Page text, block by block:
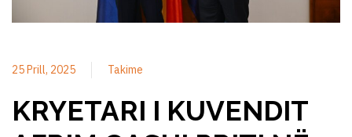
25 Prill, 2025 Takime
KRYETARI I KUVENDIT